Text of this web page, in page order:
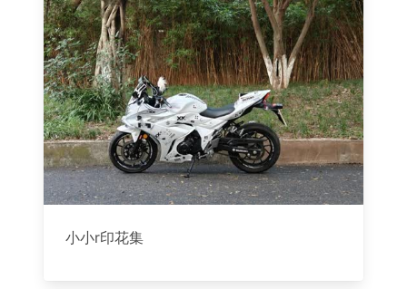
小小r印花集